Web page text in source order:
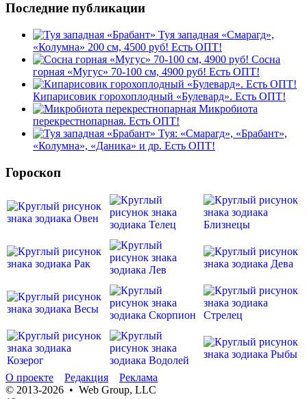
Последние публикации
Туя западная «Смарагд»,
«Колумна» 200 см, 4500 руб! Есть ОПТ!
Сосна
горная «Мугус» 70-100 см, 4900 руб! Есть ОПТ!
Кипарисовик горохоплодный «Булевард». Есть ОПТ!
Микробиота
перекрестнопарная. Есть ОПТ!
Туя: «Смарагд», «Брабант»,
«Колумна», «Даника» и др. Есть ОПТ!
Гороскоп
О проекте Редакция
Реклама
© 2013-2026 • Web Group, LLC